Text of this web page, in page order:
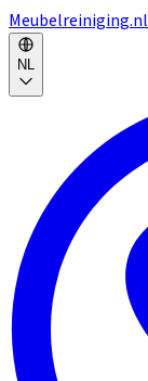
Meubelreiniging.nl
NL